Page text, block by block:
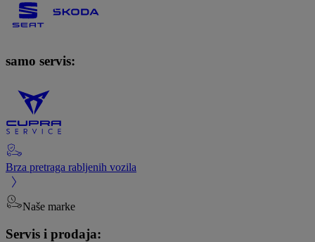
samo servis:
Brza pretraga rabljenih vozila
Naše marke
Servis i prodaja: